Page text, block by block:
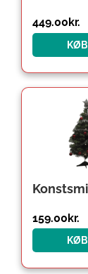
449.00kr.
159.00kr.